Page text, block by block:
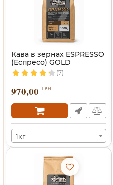
Кава в зернах ESPRESSO
(Еспресо) GOLD
(7)
970,00 ГРН
1кг